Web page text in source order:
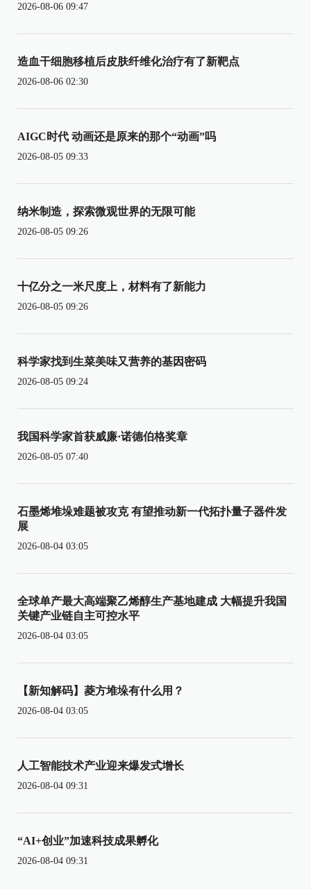
2026-08-06 09:47
造血干细胞移植后皮肤纤维化治疗有了新靶点
2026-08-06 02:30
AIGC时代 动画还是原来的那个“动画”吗
2026-08-05 09:33
纳米制造，探索微观世界的无限可能
2026-08-05 09:26
十亿分之一米尺度上，材料有了新能力
2026-08-05 09:26
科学家找到生菜美味又营养的基因密码
2026-08-05 09:24
我国科学家首获威廉·诺德伯格奖章
2026-08-05 07:40
石墨烯堆垛难题被攻克 有望推动新一代拓扑量子器件发
展
2026-08-04 03:05
全球单产最大高端聚乙烯醇生产基地建成 大幅提升我国
关键产业链自主可控水平
2026-08-04 03:05
【新知解码】菱方堆垛有什么用？
2026-08-04 03:05
人工智能技术产业迎来爆发式增长
2026-08-04 09:31
“AI+创业”加速科技成果孵化
2026-08-04 09:31